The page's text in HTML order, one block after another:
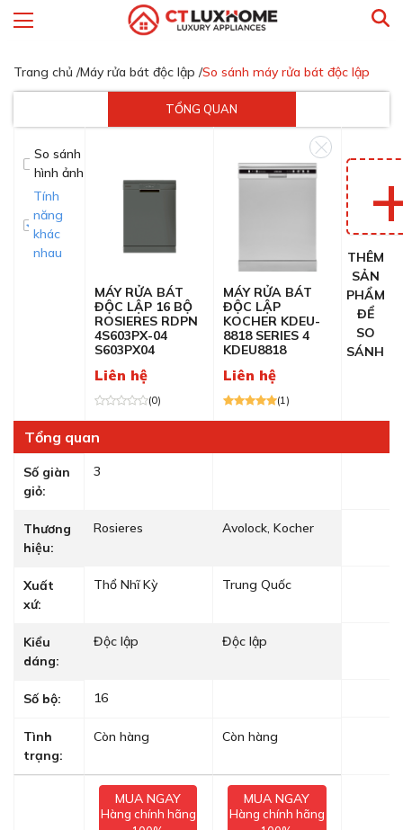
Trang chủ /Máy rửa bát độc lập /So sánh máy rửa bát độc lập
TỔNG QUAN
So sánh
hình ảnh
Tính
năng
khác
nhau
MÁY RỬA BÁT
ĐỘC LẬP 16 BỘ
ROSIERES RDPN
4S603PX-04
S603PX04
Liên hệ
(0)
MÁY RỬA BÁT
ĐỘC LẬP
KOCHER KDEU-
8818 SERIES 4
KDEU8818
Liên hệ
(1)
THÊM
SẢN
PHẨM
ĐỂ
SO
SÁNH
Tổng quan
Số giàn
giỏ:
3
Thương
hiệu:
Rosieres Avolock, Kocher
Xuất
xứ:
Thổ Nhĩ Kỳ Trung Quốc
Kiểu
dáng:
Độc lập Độc lập
Số bộ: 16
Tình
trạng:
Còn hàng Còn hàng
MUA NGAY
Hàng chính hãng
MUA NGAY
Hàng chính hãng